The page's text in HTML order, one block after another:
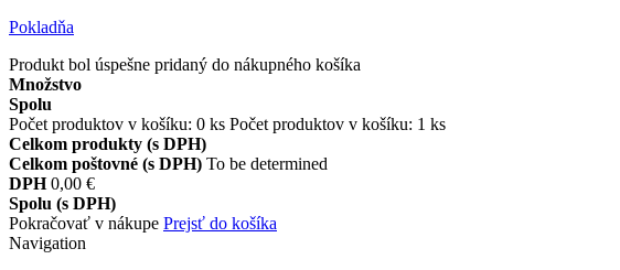
Pokladňa
Produkt bol úspešne pridaný do nákupného košíka
Množstvo
Spolu
Počet produktov v košíku: 0 ks Počet produktov v košíku: 1 ks
Celkom produkty (s DPH)
Celkom poštovné (s DPH) To be determined
DPH 0,00 €
Spolu (s DPH)
Pokračovať v nákupe Prejsť do košíka
Navigation